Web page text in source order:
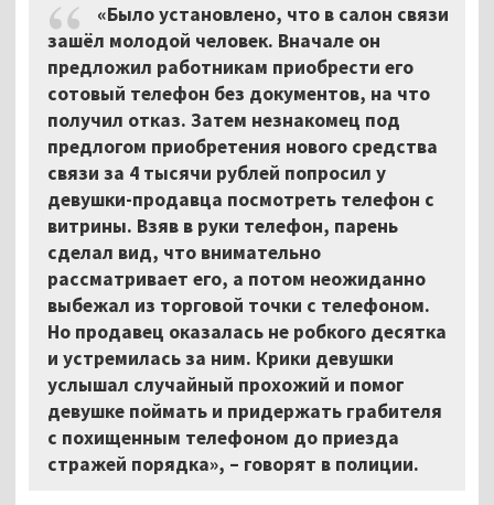
«Было установлено, что в салон связи
зашёл молодой человек. Вначале он
предложил работникам приобрести его
сотовый телефон без документов, на что
получил отказ. Затем незнакомец под
предлогом приобретения нового средства
связи за 4 тысячи рублей попросил у
девушки-продавца посмотреть телефон с
витрины. Взяв в руки телефон, парень
сделал вид, что внимательно
рассматривает его, а потом неожиданно
выбежал из торговой точки с телефоном.
Но продавец оказалась не робкого десятка
и устремилась за ним. Крики девушки
услышал случайный прохожий и помог
девушке поймать и придержать грабителя
с похищенным телефоном до приезда
стражей порядка», – говорят в полиции.